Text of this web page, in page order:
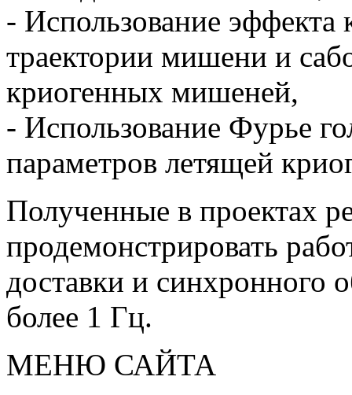
- Использование
траектории мишени и
криогенных мишеней,
- Использование Фурье
параметров летящей
Полученные в проектах
продемонстрировать
доставки и синхронного
более 1 Гц.
МЕНЮ САЙТА